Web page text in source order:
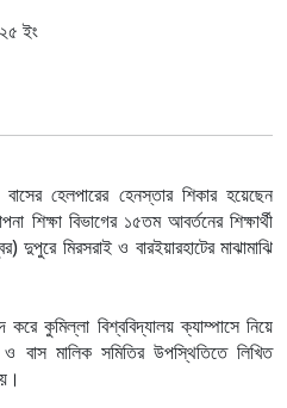
ইং
হেলপারের হেনস্তার শিকার হয়েছেন
শিক্ষা বিভাগের ১৫তম আবর্তনের শিক্ষার্থী
দুপুরে মিরসরাই ও বারইয়ারহাটের মাঝামাঝি
করে কুমিল্লা বিশ্ববিদ্যালয় ক্যাম্পাসে নিয়ে
বাস মালিক সমিতির উপস্থিতিতে লিখিত